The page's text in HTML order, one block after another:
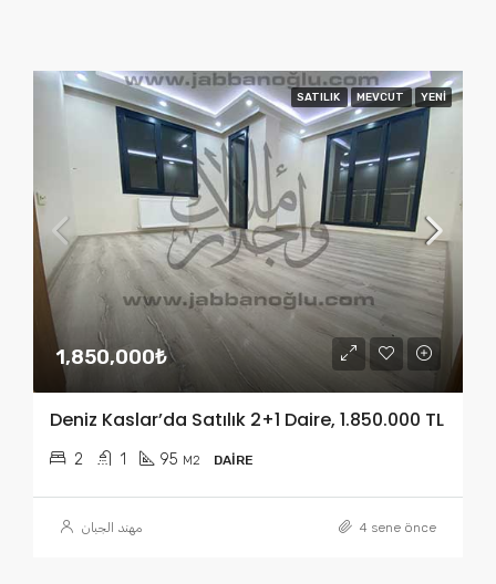
SATILIK MEVCUT YENI
1,850,000₺
Deniz Kaslar’da Satılık 2+1 Daire, 1.850.000 TL
2 1 95 M2 DAIRE
مهند الجبان 4 sene önce